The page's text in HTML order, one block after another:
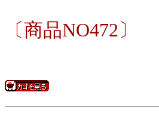
〔商品NO472〕